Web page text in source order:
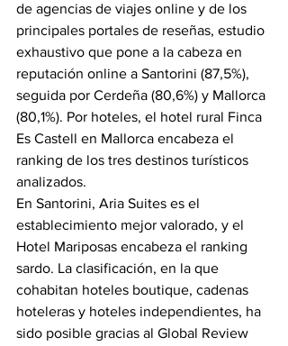
de agencias de viajes online y de los
principales portales de reseñas, estudio
exhaustivo que pone a la cabeza en
reputación online a Santorini (87,5%),
seguida por Cerdeña (80,6%) y Mallorca
(80,1%). Por hoteles, el hotel rural Finca
Es Castell en Mallorca encabeza el
ranking de los tres destinos turísticos
analizados.
En Santorini, Aria Suites es el
establecimiento mejor valorado, y el
Hotel Mariposas encabeza el ranking
sardo. La clasificación, en la que
cohabitan hoteles boutique, cadenas
hoteleras y hoteles independientes, ha
sido posible gracias al Global Review